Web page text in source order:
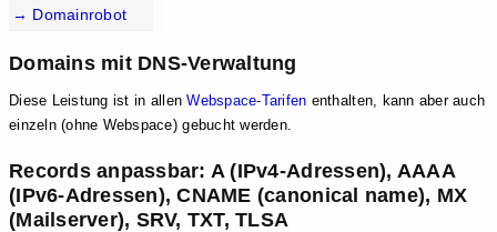
→ Domainrobot
Domains mit DNS-Verwaltung
Diese Leistung ist in allenWebspace-Tarifen enthalten, kann aber auch
einzeln (ohne Webspace) gebucht werden.
Records anpassbar: A (IPv4-Adressen), AAAA
(IPv6-Adressen), CNAME (canonical name), MX
(Mailserver), SRV, TXT, TLSA